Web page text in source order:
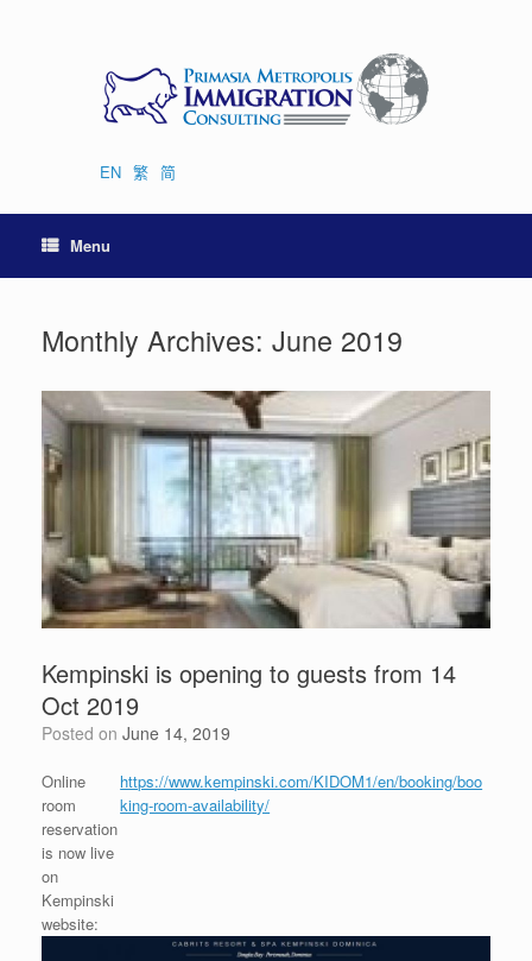
EN 繁 简
Menu
Monthly Archives: June 2019
Kempinski is opening to guests from 14
Oct 2019
Posted on June 14, 2019
Online
room
reservation
is now live
on
Kempinski
website:
https://www.kempinski.com/KIDOM1/en/booking/boo
king-room-availability/